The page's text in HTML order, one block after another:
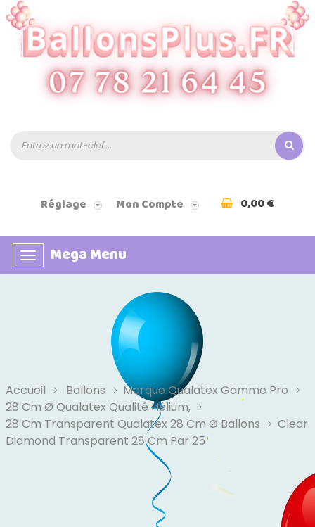
Réglage Mon Compte 0,00 €
Basculer
la
Mega Menu
Accueil Ballons
Marque Qualatex Gamme Pro
28 Cm Ø Qualatex Qualité Hélium,
28 Cm Transparent Qualatex 28 Cm Ø Ballons
Clear
Diamond Transparent 28 Cm Par 25